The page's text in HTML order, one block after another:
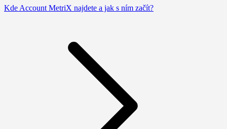
Kde Account MetriX najdete a jak s ním začít?